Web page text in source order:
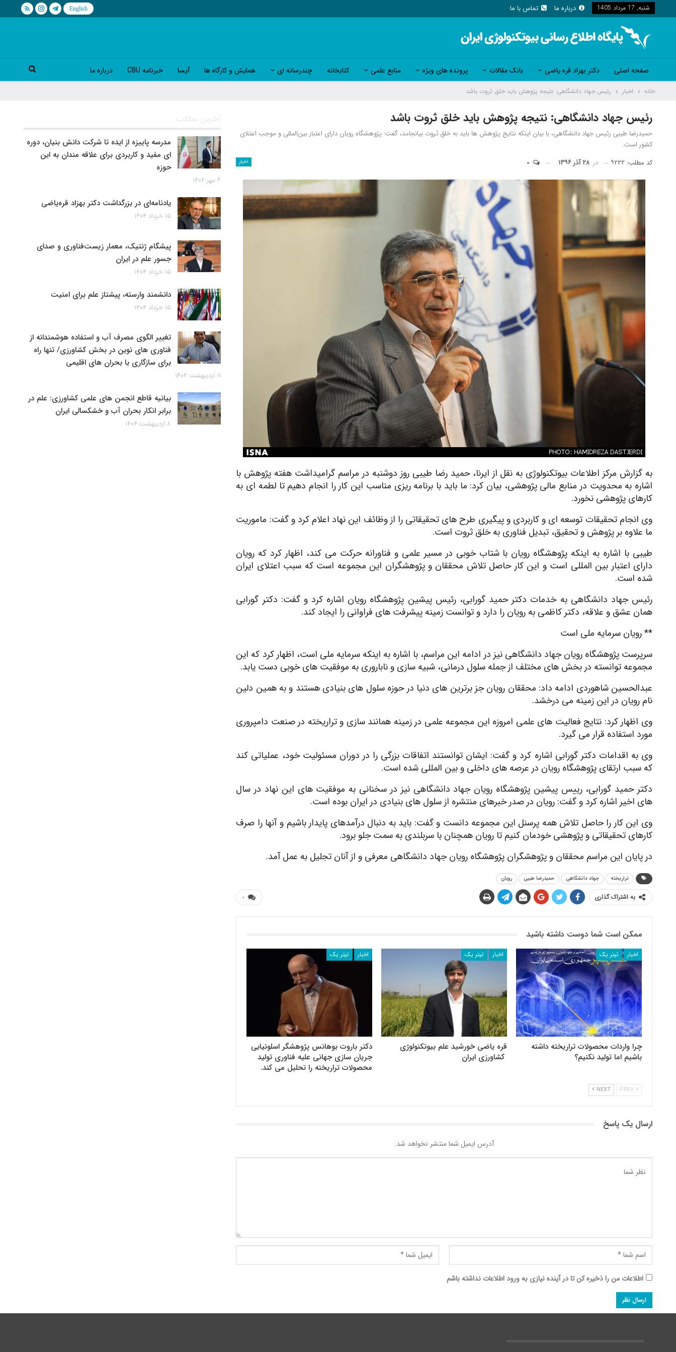
شنبه, 17 مرداد 1405 درباره ما تماس با ما
صفحه اصلی دکتر بهزاد قره یاضی بانک مقالات پرونده های ویژه منابع علمی کتابخانه چندرسانه ای همایش و کارگاه ها آیسا خبرنامه CBU درباره ما
خانه اخبار رئیس جهاد دانشگاهی: نتیجه پژوهش باید خلق ثروت باشد
رئیس جهاد دانشگاهی: نتیجه پژوهش باید خلق ثروت باشد
حمیدرضا طیبی رئیس جهاد دانشگاهی، با بیان اینکه نتایج پژوهش ها باید به خلق ثروت بیانجامد، گفت: پژوهشگاه رویان دارای اعتبار بین‌المللی و موجب اعتلای
کشور است.
اخبار کد مطلب: ۹۲۲۲ در ۲۸ آذر ۱۳۹۶
به گزارش مرکز اطلاعات بیوتکنولوژی به نقل از ایرنا، حمید رضا طیبی روز دوشنبه در مراسم گرامیداشت هفته پژوهش با
اشاره به محدویت در منابع مالی پژوهشی، بیان کرد: ما باید با برنامه ریزی مناسب این کار را انجام دهیم تا لطمه ای به
کارهای پژوهشی نخورد.
وی انجام تحقیقات توسعه ای و کاربردی و پیگیری طرح های تحقیقاتی را از وظائف این نهاد اعلام کرد و گفت: ماموریت
ما علاوه بر پژوهش و تحقیق، تبدیل فناوری به خلق ثروت است.
طیبی با اشاره به اینکه پژوهشگاه رویان با شتاب خوبی در مسیر علمی و فناورانه حرکت می کند، اظهار کرد که رویان
دارای اعتبار بین المللی است و این کار حاصل تلاش محققان و پژوهشگران این مجموعه است که سبب اعتلای ایران
شده است.
رئیس جهاد دانشگاهی به خدمات دکتر حمید گورابی، رئیس پیشین پژوهشگاه رویان اشاره کرد و گفت: دکتر گورابی
همان عشق و علاقه، دکتر کاظمی به رویان را دارد و توانست زمینه پیشرفت های فراوانی را ایجاد کند.
** رویان سرمایه ملی است
سرپرست پژوهشگاه رویان جهاد دانشگاهی نیز در ادامه این مراسم، با اشاره به اینکه سرمایه ملی است، اظهار کرد که این
مجموعه توانسته در بخش های مختلف از جمله سلول درمانی، شبیه سازی و ناباروری به موفقیت های خوبی دست یابد.
عبدالحسین شاهوردی ادامه داد: محققان رویان جز برترین های دنیا در حوزه سلول های بنیادی هستند و به همین دلین
نام رویان در این زمینه می درخشد.
وی اظهار کرد: نتایج فعالیت های علمی امروزه این مجموعه علمی در زمینه همانند سازی و تراریخته در صنعت دامپروری
مورد استفاده قرار می گیرد.
وی به اقدامات دکتر گورابی اشاره کرد و گفت: ایشان توانستند اتفاقات بزرگی را در دوران مسئولیت خود، عملیاتی کند
که سبب ارتقای پژوهشگاه رویان در عرصه های داخلی و بین المللی شده است.
دکتر حمید گورابی، رییس پیشین پژوهشگاه رویان جهاد دانشگاهی نیز در سخنانی به موفقیت های این نهاد در سال
های اخیر اشاره کرد و گفت: رویان در صدر خبرهای منتشره از سلول های بنیادی در ایران بوده است.
وی این کار را حاصل تلاش همه پرسنل این مجموعه دانست و گفت: باید به دنبال درآمدهای پایدار باشیم و آنها را صرف
کارهای تحقیقاتی و پژوهشی خودمان کنیم تا رویان همچنان با سربلندی به سمت جلو برود.
در پایان این مراسم محققان و پژوهشگران پژوهشگاه رویان جهاد دانشگاهی معرفی و از آنان تجلیل به عمل آمد.
تراریخته جهاد دانشگاهی حمیدرضا طیبی رویان
۰ به اشتراک گذاری
ممکن است شما دوست داشته باشید
اخبار تیتر یک
چرا واردات محصولات تراریخته داشته
باشیم اما تولید نکنیم؟
اخبار تیتر یک
قره یاضی خورشید علم بیوتکنولوژی
کشاورزی ایران
اخبار تیتر یک
دکتر باروت بوهانس پژوهشگر اسلونیایی
جریان سازی جهانی علیه فناوری تولید
محصولات تراریخته را تحلیل می کند.
NEXT
ارسال یک پاسخ
آدرس ایمیل شما منتشر نخواهد شد.
اطلاعات من را ذخیره کن تا در آینده نیازی به ورود اطلاعات نداشته باشم
آخرین مطالب
مدرسه پاییزه از ایده تا شرکت دانش بنیان، دوره
ای مفید و کاربردی برای علاقه مندان به این
حوزه
۶ مهر ۱۴۰۴
یادنامه‌ای در بزرگداشت دکتر بهزاد قره‌یاضی
۱۵ خرداد ۱۴۰۴
پیشگام ژنتیک، معمار زیست‌فناوری و صدای
جسور علم در ایران
۱۵ خرداد ۱۴۰۴
دانشمند وارسته، پیشتاز علم برای امنیت
۱۵ خرداد ۱۴۰۴
تغییر الگوی مصرف آب و استفاده هوشمندانه از
فناوری های نوین در بخش کشاورزی/ تنها راه
برای سازگاری با بحران های اقلیمی
۱۱ اردیبهشت ۱۴۰۴
بیانیه قاطع انجمن های علمی کشاورزی: علم در
برابر انکار بحران آب و خشکسالی ایران
۸ اردیبهشت ۱۴۰۴